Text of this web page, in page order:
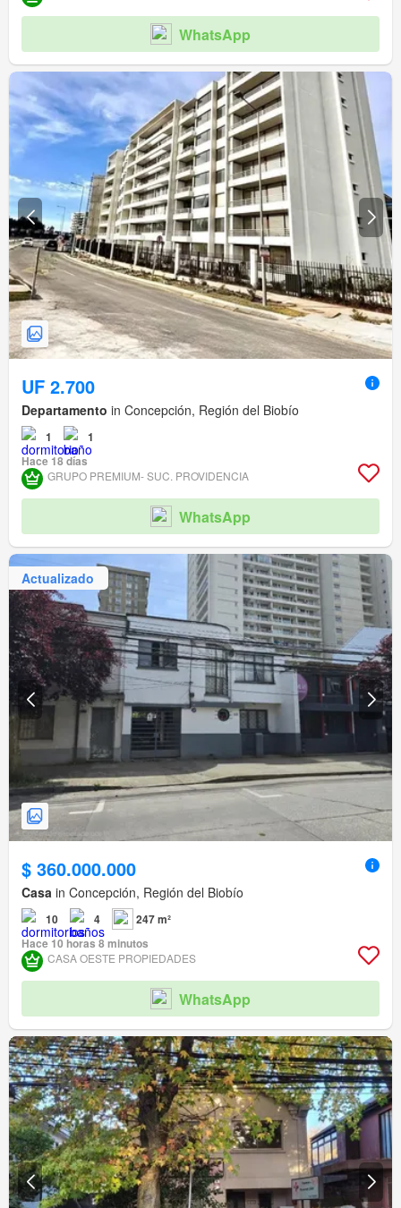
WhatsApp
UF 2.700
Departamento in Concepción, Región del Biobío
1
1
Hace 18 días
GRUPO PREMIUM- SUC. PROVIDENCIA
WhatsApp
Actualizado
$ 360.000.000
Casa in Concepción, Región del Biobío
10 4
247 m²
Hace 10 horas 8 minutos
CASA OESTE PROPIEDADES
WhatsApp